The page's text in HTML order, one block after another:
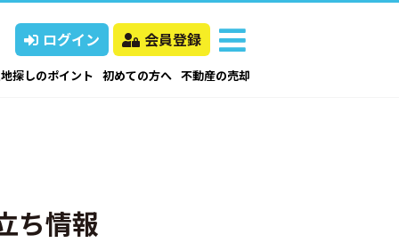
ログイン 会員登録
探しのポイント 初めての方へ 不動産の売却
ち情報